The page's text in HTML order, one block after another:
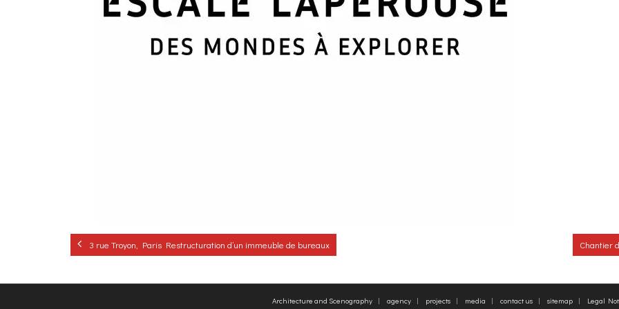
3 rue Troyon, Paris Restructuration d’un immeuble de bureaux Chantier
Architecture and Scenography agency projects media contact us sitemap Legal